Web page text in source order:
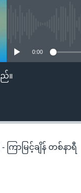
0:00
။
ြာမြင့်ချိန် တစ်နာရီ